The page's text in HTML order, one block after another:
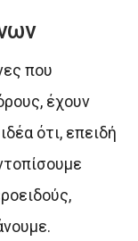
που
έχουν
ότι, επειδή